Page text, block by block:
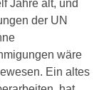
Jahre alt, und
der UN
wäre
Ein altes